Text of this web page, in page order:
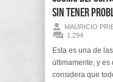
sin tener
MAURICIO
1.294
Esta es una de
últimamente, y es
considera que